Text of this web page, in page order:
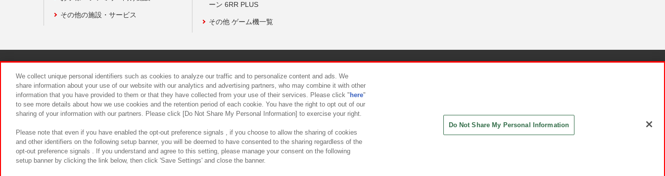
その他の施設・サービス
ーン 6RR PLUS
その他 ゲーム機一覧
食品のご提供について カスタマーハラスメント対応方針
We collect unique personal identifiers such as cookies to analyze our traffic and to personalize content and ads. We
share information about your use of our website with our analytics and advertising partners, who may combine it with other
information that you have provided to them or that they have collected from your use of their services. Please click " here"
to see more details about how we use cookies and the retention period of each cookie. You have the right to opt out of our
sharing of your information with our partners. Please click [Do Not Share My Personal Information] to exercise your right.
Please note that even if you have enabled the opt-out preference signals , if you choose to allow the sharing of cookies
and other identifiers on the following setup banner, you will be deemed to have consented to the sharing regardless of the
opt-out preference signals . If you understand and agree to this setting, please manage your consent on the following
setup banner by clicking the link below, then click 'Save Settings' and close the banner.
Do Not Share My Personal Information